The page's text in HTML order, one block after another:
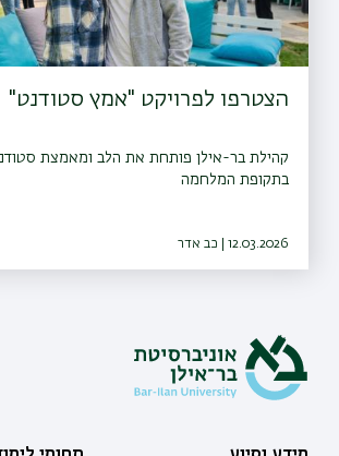
הצטרפו לפרויקט "אמץ סטודנט"
קהילת בר-אילן פותחת את הלב ומאמצת
בתקופת המלחמה
12.03.2026 | כב אדר